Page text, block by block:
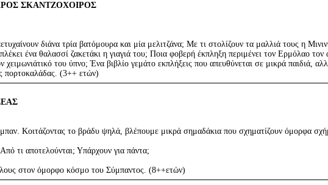
ΣΚΑΝΤΖΟΧΟΙΡΟΣ
διάνα τρία βατόμουρα και μία μελιτζάνα; Με τι στολίζουν τα μαλλιά τους η
ένα θαλασσί ζακετάκι η γιαγιά του; Ποια φοβερή έκπληξη περιμένει τον Ερμόλαο
χειμωνιάτικό του ύπνο; Ένα βιβλίο γεμάτο εκπλήξεις που απευθύνεται σε μικρά παιδιά,
πορτοκαλάδας. (3++ ετών)
Κοιτάζοντας το βράδυ ψηλά, βλέπουμε μικρά σημαδάκια που σχηματίζουν όμορφα
τι αποτελούνται; Υπάρχουν για πάντα;
στον όμορφο κόσμο του Σύμπαντος. (8++ετών)